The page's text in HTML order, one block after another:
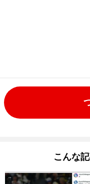
こんな